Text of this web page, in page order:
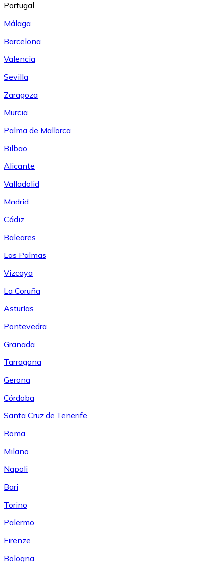
Portugal
Málaga
Barcelona
Valencia
Sevilla
Zaragoza
Murcia
Palma de Mallorca
Bilbao
Alicante
Valladolid
Madrid
Cádiz
Baleares
Las Palmas
Vizcaya
La Coruña
Asturias
Pontevedra
Granada
Tarragona
Gerona
Córdoba
Santa Cruz de Tenerife
Roma
Milano
Napoli
Bari
Torino
Palermo
Firenze
Bologna